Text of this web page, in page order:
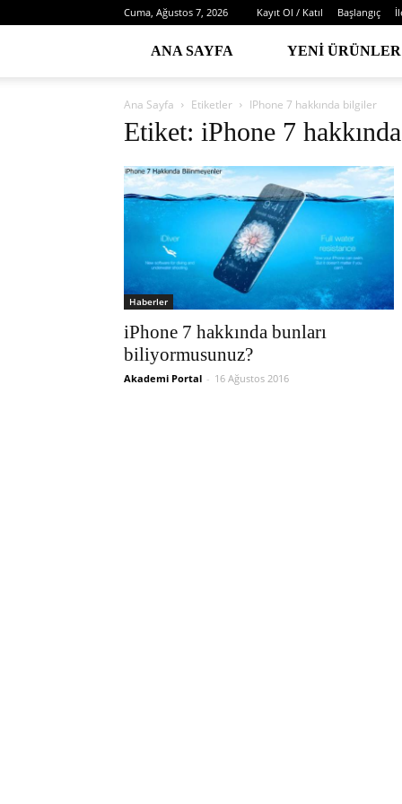
Cuma, Ağustos 7, 2026 Kayıt Ol / Katıl Başlangıç
ANA SAYFA YENI ÜRÜNLER
Ana Sayfa Etiketler IPhone 7 hakkında bilgiler
Etiket: iPhone 7
Haberler
iPhone 7 hakkında bunları
biliyormusunuz?
Akademi Portal - 16 Ağustos 2016